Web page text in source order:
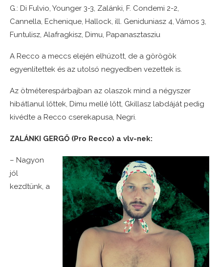
G.: Di Fulvio, Younger 3-3, Zalánki, F. Condemi 2-2,
Cannella, Echenique, Hallock, ill. Geniduniasz 4, Vámos 3,
Funtulisz, Alafragkisz, Dimu, Papanasztasziu
A Recco a meccs elején elhúzott, de a görögök
egyenlítettek és az utolsó negyedben vezettek is.
Az ötméterespárbajban az olaszok mind a négyszer
hibátlanul lőttek, Dimu mellé lőtt, Gkillasz labdáját pedig
kivédte a Recco cserekapusa, Negri.
ZALÁNKI GERGŐ (Pro Recco) a vlv-nek:
– Nagyon
jól
kezdtünk, a